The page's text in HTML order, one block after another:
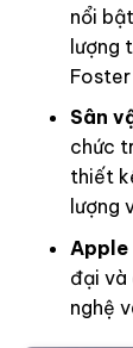
nổi
lượng
Sân
chức
thiết
lượng
đại và
nghệ